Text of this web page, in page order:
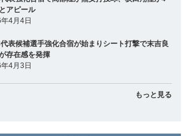
アピール
4月4日
表候補選手強化合宿が始まりシート打撃で末吉良
存在感を発揮
4月3日
もっと見る